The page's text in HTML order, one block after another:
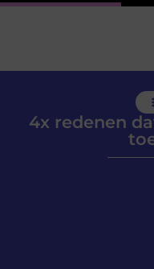
4x redenen